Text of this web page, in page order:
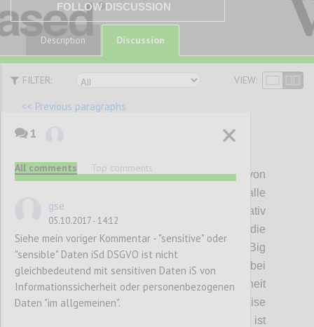
FOLLOW DISCUSSION
Description Discussion
FILTER: VIEW:
<< Previous paragraphs
Verantwortliche für die Verarbeitung von
persönlichen Daten haben in Europa für alle
geplanten Verarbeitungsschritte relativ
detailliert Zustimmung einzuholen oder die
Daten zu anonymisieren und dann ihre Big
Data-Auswertungsstrategien zu fahren. Da bei
der Anonymisierung zum einen Unsicherheit
über die dabei zu wählende Vorgangsweise
besteht, der Umgang damit herausfordernd ist
1
All comments Top comments
gse
05.10.2017 - 14:12
Siehe mein voriger Kommentar - "sensitive" oder
"sensible" Daten iSd DSGVO ist nicht
gleichbedeutend mit sensitiven Daten iS von
Informationssicherheit oder personenbezogenen
Daten "im allgemeinen".